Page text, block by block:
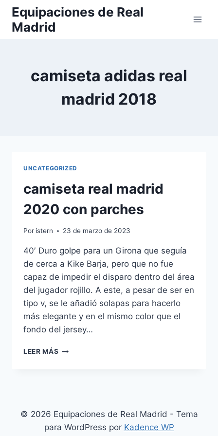
Saltar
contenido
Equipaciones de Real
Madrid
camiseta adidas real
madrid 2018
UNCATEGORIZED
camiseta real madrid
2020 con parches
Por istern 23 de marzo de 2023
40′ Duro golpe para un Girona que seguía
de cerca a Kike Barja, pero que no fue
capaz de impedir el disparo dentro del área
del jugador rojillo. A este, a pesar de ser en
tipo v, se le añadió solapas para hacerlo
más elegante y en el mismo color que el
fondo del jersey…
LEER MÁS CAMISETA
© 2026 Equipaciones de Real Madrid - Tema
para WordPress por Kadence WP